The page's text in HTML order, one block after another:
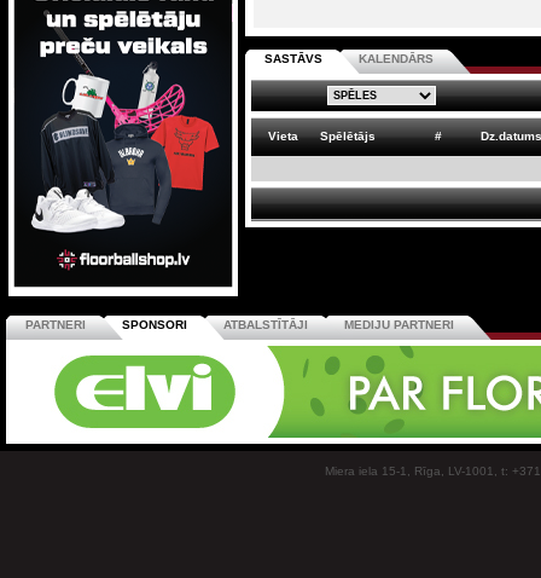
SASTĀVS KALENDĀRS
Vieta Spēlētājs # Dz.datums
PARTNERI SPONSORI ATBALSTĪTĀJI MEDIJU PARTNERI
Miera iela 15-1, Rīga, LV-1001, t: